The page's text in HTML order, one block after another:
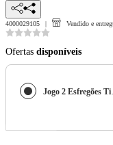
4000029105 Vendido e
Ofertas disponíveis
Jogo 2